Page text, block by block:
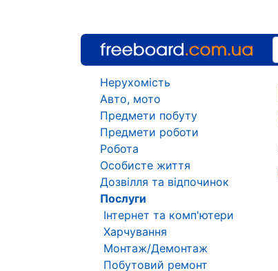
Нерухомість
Авто, мото
Предмети побуту
Предмети роботи
Робота
Особисте життя
Дозвілля та відпочинок
Послуги
Інтернет та комп'ютери
Харчування
Монтаж/Демонтаж
Побутовий ремонт